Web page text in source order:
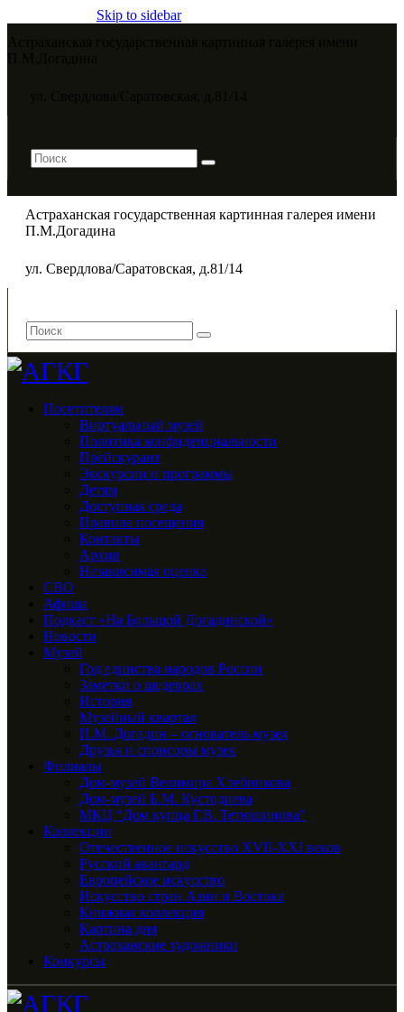
Skip to sidebar
Астраханская государственная картинная галерея имени
П.М.Догадина​
ул. Свердлова/Саратовская, д.81/14
Посетителям
Виртуальный музей
Политика конфиденциальности
Прейскурант
Экскурсии и программы
Детям
Доступная среда
Правила посещения
Контакты
Архив
Независимая оценка
СВО
Афиша
Подкаст «На Большой Догадинской»
Новости
Музей
Год единства народов России
Заметки о шедеврах
История
Музейный квартал
П.М. Догадин – основатель музея
Друзья и спонсоры музея
Филиалы
Дом-музей Велимира Хлебникова
Дом-музей Б.М. Кустодиева
МКЦ “Дом купца Г.В. Тетюшинова”
Коллекции
Отечественное искусство XVII-XXI веков
Русский авангард
Европейское искусство
Искусство стран Азии и Востока
Книжная коллекция
Картина дня
Астраханские художники
Конкурсы